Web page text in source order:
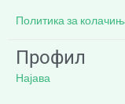
Политика за
Профил
Најава